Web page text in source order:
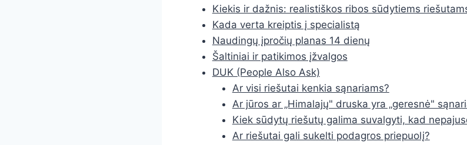
Kiekis ir dažnis: realistiškos ribos sūdytiems
Kada verta kreiptis į specialistą
Naudingų įpročių planas 14 dienų
Šaltiniai ir patikimos įžvalgos
DUK (People Also Ask)
Ar visi riešutai kenkia sąnariams?
Ar jūros ar „Himalajų" druska yra „geresnė"
Kiek sūdytų riešutų galima suvalgyti, kad
Ar riešutai gali sukelti podagros priepuolį?